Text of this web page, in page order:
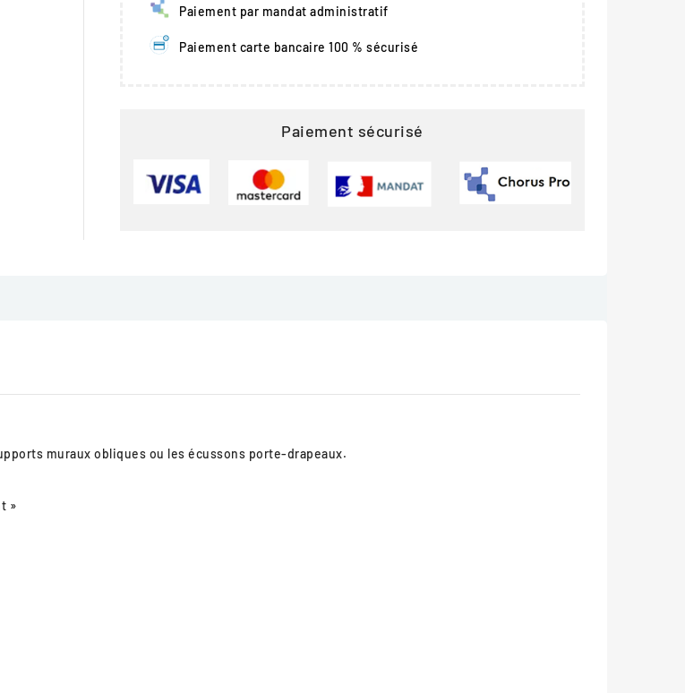
Paiement par mandat administratif
Paiement carte bancaire 100 % sécurisé
Paiement sécurisé
muraux obliques ou les écussons porte-drapeaux.
»